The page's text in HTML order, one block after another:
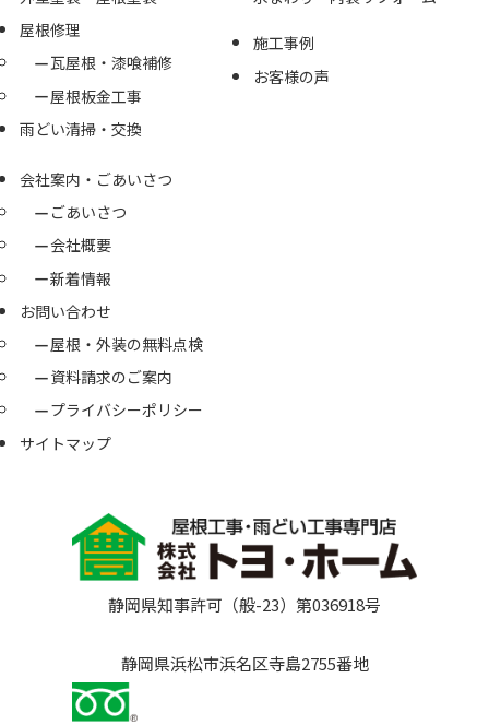
静岡県知事許可（般-23）第036918号
静岡県浜松市浜名区寺島2755番地
屋根修理
瓦屋根・漆喰補修
屋根板金工事
雨どい清掃・交換
施工事例
お客様の声
会社案内・ごあいさつ
ごあいさつ
会社概要
新着情報
お問い合わせ
屋根・外装の無料点検
資料請求のご案内
プライバシーポリシー
サイトマップ